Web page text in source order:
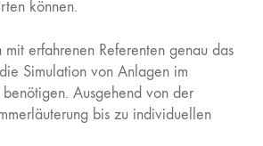
können.
erfahrenen Referenten genau das
Simulation von Anlagen im
Ausgehend von der
bis zu individuellen